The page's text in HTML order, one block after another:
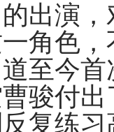
出演
角色
至今
骏付
复练